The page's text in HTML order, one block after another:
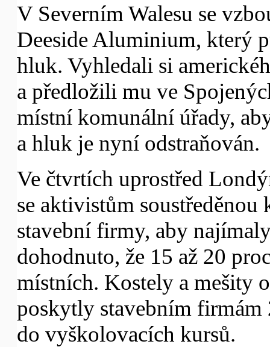
V Severním Walesu se
Deeside Aluminium, který
hluk. Vyhledali si
a předložili mu ve
místní komunální úřady,
a hluk je nyní odstraňován.
Ve čtvrtích uprostřed
se aktivistům
stavební firmy, aby
dohodnuto, že 15 až 20
místních. Kostely a mešity
poskytly stavebním firmám
do vyškolovacích kursů.